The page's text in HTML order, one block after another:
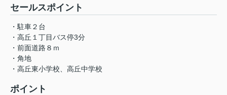
セールスポイント
・駐車２台
・高丘１丁目バス停3分
・前面道路８ｍ
・角地
・高丘東小学校、高丘中学校
ポイント